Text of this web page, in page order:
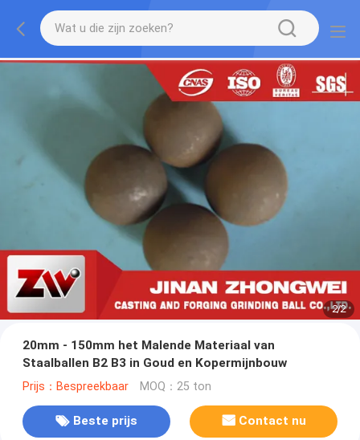
2/2
20mm - 150mm het Malende Materiaal van
Staalballen B2 B3 in Goud en Kopermijnbouw
Prijs：Bespreekbaar MOQ：25 ton
Beste prijs Contact nu